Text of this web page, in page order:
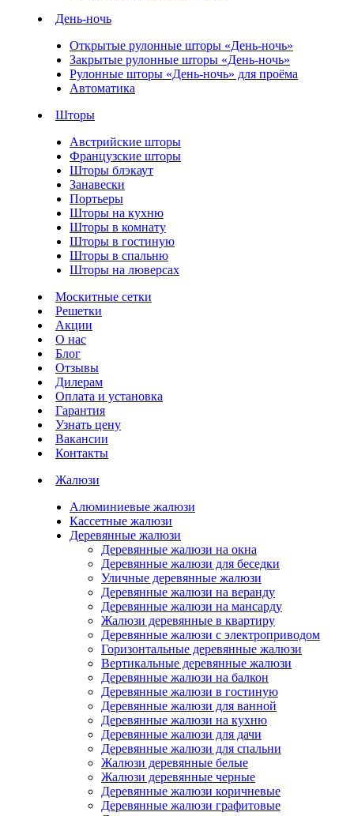
День-ночь
Открытые рулонные шторы «День-ночь»
Закрытые рулонные шторы «День-ночь»
Рулонные шторы «День-ночь» для проёма
Автоматика
Шторы
Австрийские шторы
Французские шторы
Шторы блэкаут
Занавески
Портьеры
Шторы на кухню
Шторы в комнату
Шторы в гостиную
Шторы в спальню
Шторы на люверсах
Москитные сетки
Решетки
Акции
О нас
Блог
Отзывы
Дилерам
Оплата и установка
Гарантия
Узнать цену
Вакансии
Контакты
Жалюзи
Алюминиевые жалюзи
Кассетные жалюзи
Деревянные жалюзи
Деревянные жалюзи на окна
Деревянные жалюзи для беседки
Уличные деревянные жалюзи
Деревянные жалюзи на веранду
Деревянные жалюзи на мансарду
Жалюзи деревянные в квартиру
Деревянные жалюзи с электроприводом
Горизонтальные деревянные жалюзи
Вертикальные деревянные жалюзи
Деревянные жалюзи на балкон
Деревянные жалюзи в гостиную
Деревянные жалюзи для ванной
Деревянные жалюзи на кухню
Деревянные жалюзи для дачи
Деревянные жалюзи для спальни
Жалюзи деревянные белые
Жалюзи деревянные черные
Деревянные жалюзи коричневые
Деревянные жалюзи графитовые